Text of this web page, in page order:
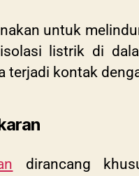
untuk
listrik di
terjadi kontak
dirancang